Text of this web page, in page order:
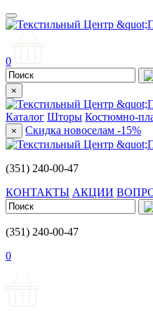
0
×
Каталог Шторы Костюмно-
× Скидка новоселам -15%
(351) 240-00-47
КОНТАКТЫ АКЦИИ
(351) 240-00-47
0